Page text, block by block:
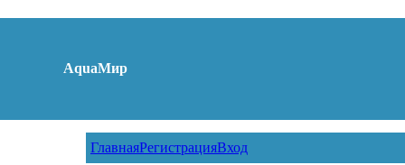
AquaМир
ГлавнаяРегистрацияВход